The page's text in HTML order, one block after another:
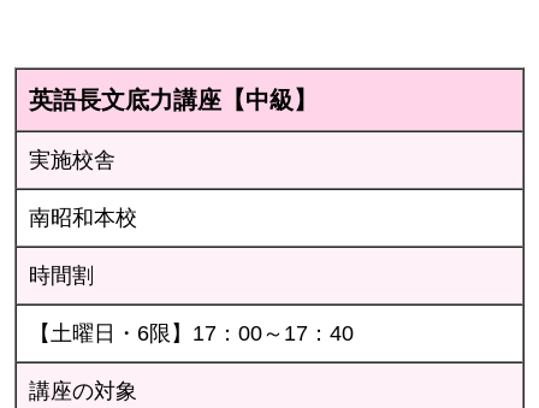
英語長文底力講座【中級】
実施校舎
南昭和本校
時間割
【土曜日・6限】17：00～17：40
講座の対象